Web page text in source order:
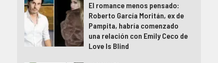
El romance menos pensado:
Roberto García Moritán, ex de
Pampita, habría comenzado
una relación con Emily Ceco de
Love Is Blind